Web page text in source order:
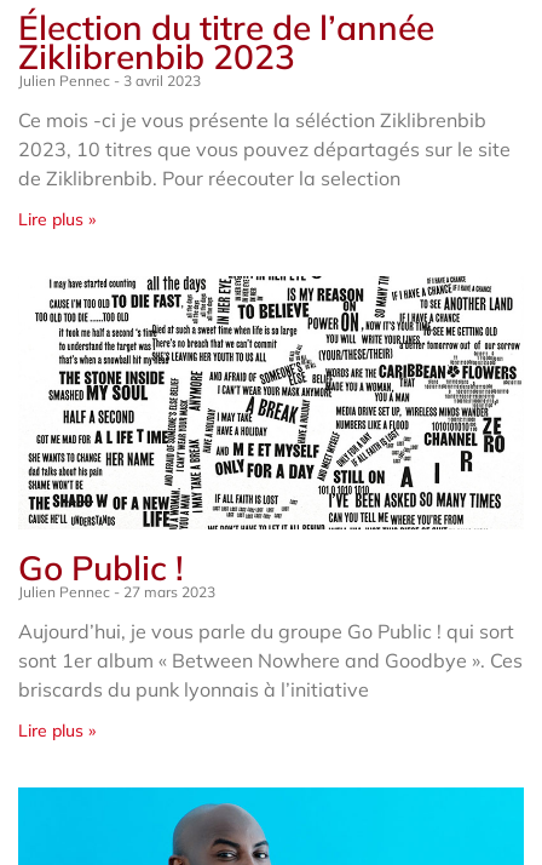
Élection du titre de l’année
Ziklibrenbib 2023
Julien Pennec 3 avril 2023
Ce mois -ci je vous présente la séléction Ziklibrenbib
2023, 10 titres que vous pouvez départagés sur le site
de Ziklibrenbib. Pour réecouter la selection
Lire plus »
Go Public !
Julien Pennec 27 mars 2023
Aujourd’hui, je vous parle du groupe Go Public ! qui sort
sont 1er album « Between Nowhere and Goodbye ». Ces
briscards du punk lyonnais à l’initiative
Lire plus »